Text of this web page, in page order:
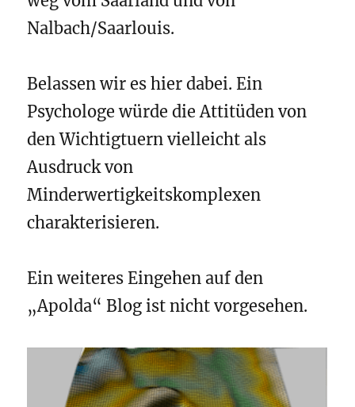
Nalbach/Saarlouis.
Belassen wir es hier dabei. Ein
Psychologe würde die Attitüden von
den Wichtigtuern vielleicht als
Ausdruck von
Minderwertigkeitskomplexen
charakterisieren.
Ein weiteres Eingehen auf den
„Apolda“ Blog ist nicht vorgesehen.